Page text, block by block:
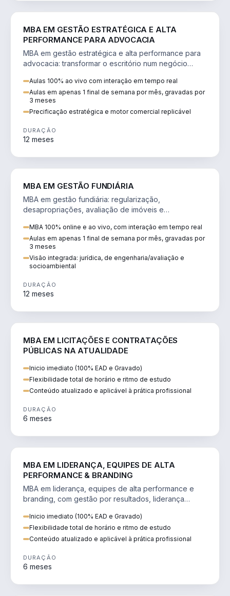
MBA EM GESTÃO ESTRATÉGICA E ALTA
PERFORMANCE PARA ADVOCACIA
MBA em gestão estratégica e alta performance para
advocacia: transformar o escritório num negócio
Aulas 100% ao vivo com interação em tempo real
Aulas em apenas 1 final de semana por mês, gravadas por
3 meses
Precificação estratégica e motor comercial replicável
DURAÇÃO
12 meses
MBA EM GESTÃO FUNDIÁRIA
MBA em gestão fundiária: regularização,
desapropriações, avaliação de imóveis e
MBA 100% online e ao vivo, com interação em tempo real
Aulas em apenas 1 final de semana por mês, gravadas por
3 meses
Visão integrada: jurídica, de engenharia/avaliação e
socioambiental
DURAÇÃO
12 meses
MBA EM LICITAÇÕES E CONTRATAÇÕES
PÚBLICAS NA ATUALIDADE
Inicio imediato (100% EAD e Gravado)
Flexibilidade total de horário e ritmo de estudo
Conteúdo atualizado e aplicável à prática profissional
DURAÇÃO
6 meses
MBA EM LIDERANÇA, EQUIPES DE ALTA
PERFORMANCE & BRANDING
MBA em liderança, equipes de alta performance e
branding, com gestão por resultados, liderança
Inicio imediato (100% EAD e Gravado)
Flexibilidade total de horário e ritmo de estudo
Conteúdo atualizado e aplicável à prática profissional
DURAÇÃO
6 meses